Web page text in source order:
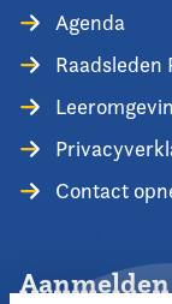
Agenda
Raadsleden
Contact